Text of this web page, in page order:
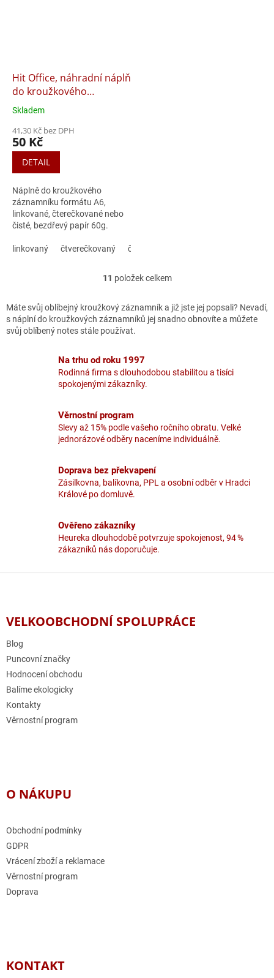
Hit Office, náhradní náplň
do kroužkového
záznamníku A6, 100 listů
Průměrné
produktu
je
5,0
hvězdiček.
Skladem
41,30 Kč bez DPH
50 Kč
DETAIL
Náplně do kroužkového
záznamníku formátu A6,
linkované, čterečkované nebo
čisté, bezdřevý papír 60g.
listů.
linkovaný čtverečkovaný čistý
O
l
á
í
p
r
y
v
ý
i
s
11 položek celkem
Máte svůj oblíbejný kroužkový záznamník a již jste jej popsali? Nevadí,
s náplní do kroužkových záznamníků jej snadno obnovíte a můžete
svůj oblíbený notes stále používat.
Na trhu od roku 1997
Rodinná firma s dlouhodobou stabilitou a tisíci
spokojenými zákazníky.
Věrnostní program
Slevy až 15% podle vašeho ročního obratu. Velké
jednorázové odběry naceníme individuálně.
Doprava bez překvapení
Zásilkovna, balíkovna, PPL a osobní odběr v Hradci
Králové po domluvě.
Ověřeno zákazníky
Heureka dlouhodobě potvrzuje spokojenost, 94 %
zákazníků nás doporučuje.
Z
VELKOOBCHODNÍ SPOLUPRÁCE
Blog
Puncovní značky
Hodnocení obchodu
Balíme ekologicky
Kontakty
Věrnostní program
O NÁKUPU
Obchodní podmínky
GDPR
Vrácení zboží a reklamace
Věrnostní program
Doprava
KONTAKT